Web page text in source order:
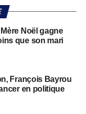
Noël gagne
que son mari
François Bayrou
en politique